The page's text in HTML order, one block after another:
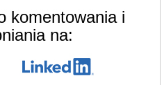
komentowania i
na: